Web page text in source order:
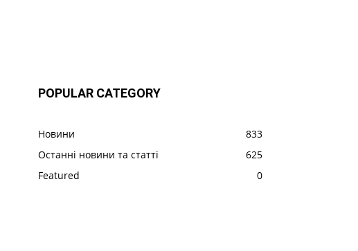
POPULAR CATEGORY
Новини
833
Останні новини та статті
625
Featured
0